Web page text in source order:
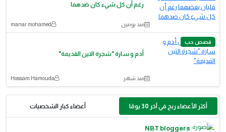
رغم أن كل شيء كان ضدهما
منذ يومين manar mohamed
قصص حب
أدم و سارة "شجرة التين القديمة"
منذ شهر Hossam Hamouda
أكثر الأعضاء ربح في آخر 30 يومًا أعضاء كبار الشخصيات
NBT bloggers